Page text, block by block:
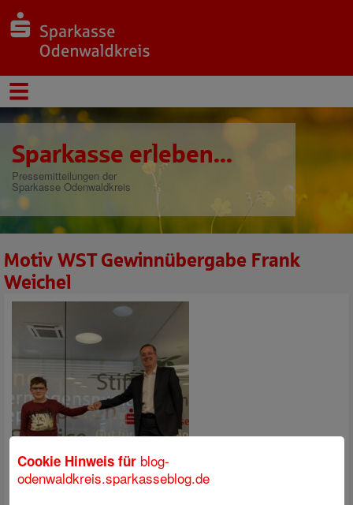
Sparkasse erleben...
Pressemitteilungen der
Sparkasse Odenwaldkreis
Motiv WST Gewinnübergabe Frank
Weichel
Cookie Hinweis für blog-
odenwaldkreis.sparkasseblog.de